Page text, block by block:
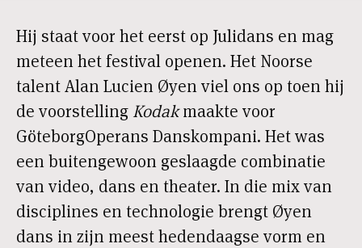
Hij staat voor het eerst op Julidans en mag
meteen het festival openen. Het Noorse
talent Alan Lucien Øyen viel ons op toen hij
de voorstelling Kodakmaakte voor
GöteborgOperans Danskompani. Het was
een buitengewoon geslaagde combinatie
van video, dans en theater. In die mix van
disciplines en technologie brengt Øyen
dans in zijn meest hedendaagse vorm en